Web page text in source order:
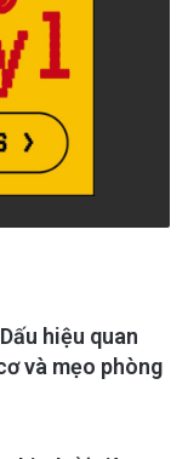
hiệu quan
và mẹo phòng